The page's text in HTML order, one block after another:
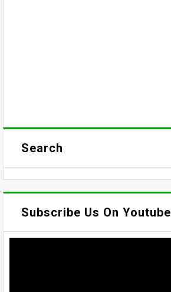
Search
Subscribe Us On Youtube